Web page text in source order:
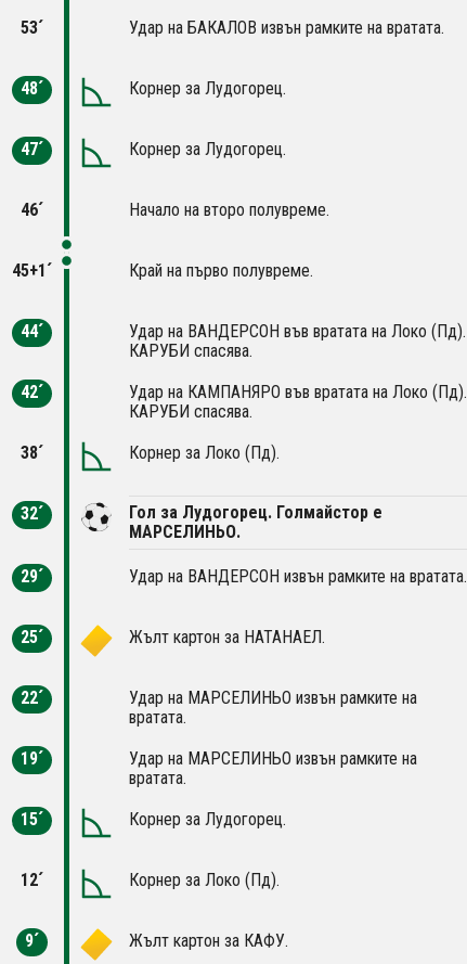
53´
Удар на БАКАЛОВ извън рамките на вратата.
48´ Корнер за Лудогорец.
47´ Корнер за Лудогорец.
46´ Начало на второ полувреме.
45+1´ Край на първо полувреме.
44´
Удар на ВАНДЕРСОН във вратата на Локо (Пд).
КАРУБИ спасява.
42´
Удар на КАМПАНЯРО във вратата на Локо (Пд).
КАРУБИ спасява.
38´
Корнер за Локо (Пд).
32´
Гол за Лудогорец. Голмайстор е
МАРСЕЛИНЬО.
29´ Удар на ВАНДЕРСОН извън рамките на вратата.
25´ Жълт картон за НАТАНАЕЛ.
22´
Удар на МАРСЕЛИНЬО извън рамките на
вратата.
19´
Удар на МАРСЕЛИНЬО извън рамките на
вратата.
15´
Корнер за Лудогорец.
12´ Корнер за Локо (Пд).
9´ Жълт картон за КАФУ.